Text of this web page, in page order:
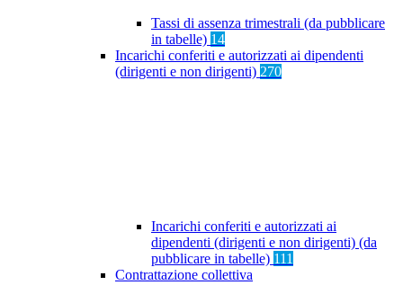
Tassi di assenza trimestrali (da pubblicare
in tabelle) 14
Incarichi conferiti e autorizzati ai dipendenti
(dirigenti e non dirigenti) 270
Incarichi conferiti e autorizzati ai
dipendenti (dirigenti e non dirigenti) (da
pubblicare in tabelle) 111
Contrattazione collettiva